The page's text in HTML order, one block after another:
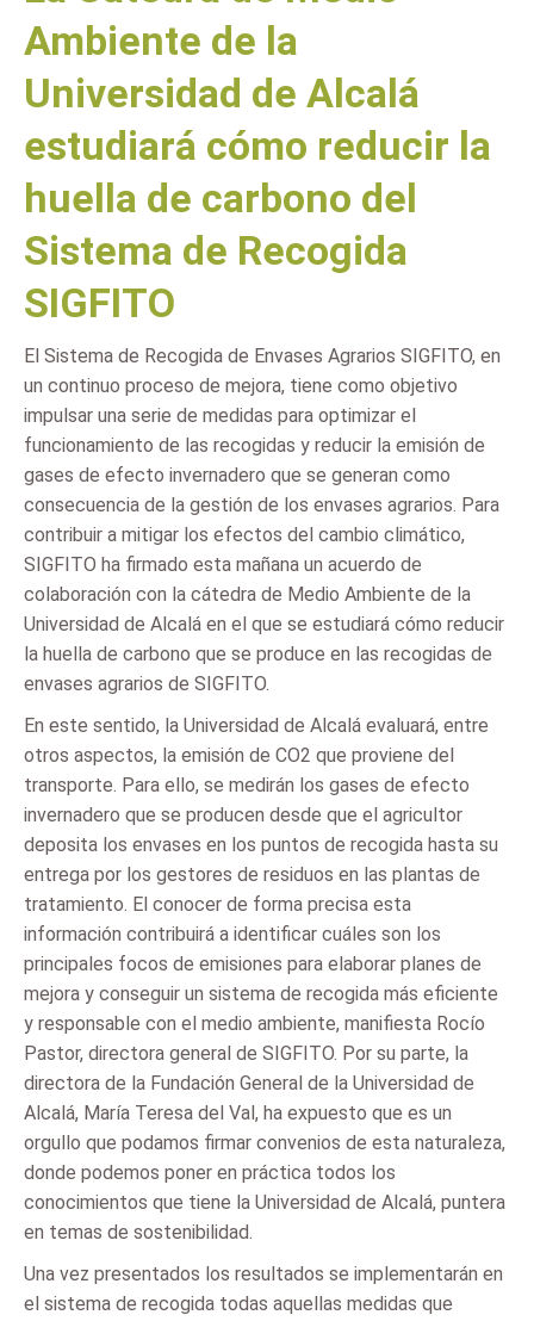
Ambiente de la
Universidad de Alcalá
estudiará cómo reducir la
huella de carbono del
Sistema de Recogida
SIGFITO
El Sistema de Recogida de Envases Agrarios SIGFITO, en
un continuo proceso de mejora, tiene como objetivo
impulsar una serie de medidas para optimizar el
funcionamiento de las recogidas y reducir la emisión de
gases de efecto invernadero que se generan como
consecuencia de la gestión de los envases agrarios. Para
contribuir a mitigar los efectos del cambio climático,
SIGFITO ha firmado esta mañana un acuerdo de
colaboración con la cátedra de Medio Ambiente de la
Universidad de Alcalá en el que se estudiará cómo reducir
la huella de carbono que se produce en las recogidas de
envases agrarios de SIGFITO.
En este sentido, la Universidad de Alcalá evaluará, entre
otros aspectos, la emisión de CO2 que proviene del
transporte. Para ello, se medirán los gases de efecto
invernadero que se producen desde que el agricultor
deposita los envases en los puntos de recogida hasta su
entrega por los gestores de residuos en las plantas de
tratamiento. El conocer de forma precisa esta
información contribuirá a identificar cuáles son los
principales focos de emisiones para elaborar planes de
mejora y conseguir un sistema de recogida más eficiente
y responsable con el medio ambiente, manifiesta Rocío
Pastor, directora general de SIGFITO. Por su parte, la
directora de la Fundación General de la Universidad de
Alcalá, María Teresa del Val, ha expuesto que es un
orgullo que podamos firmar convenios de esta naturaleza,
donde podemos poner en práctica todos los
conocimientos que tiene la Universidad de Alcalá, puntera
en temas de sostenibilidad.
Una vez presentados los resultados se implementarán en
el sistema de recogida todas aquellas medidas que